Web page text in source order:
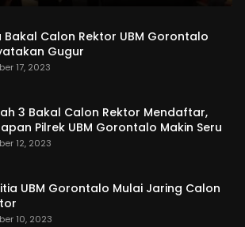
Bakal Calon Rektor UBM Gorontalo
Gugur
17, 2023
3 Bakal Calon Rektor Mendaftar,
Pilrek UBM Gorontalo Makin Seru
12, 2023
UBM Gorontalo Mulai Jaring Calon
10, 2023